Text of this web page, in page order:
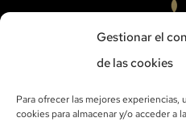
Gestionar el
de las cookies
Para ofrecer las mejores
cookies para almacenar y/o acceder a